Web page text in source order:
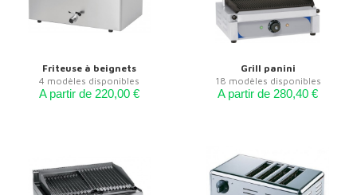
Friteuse à beignets
4 modèles disponibles
A partir de 220,00 €
Grill panini
18 modèles disponibles
A partir de 280,40 €